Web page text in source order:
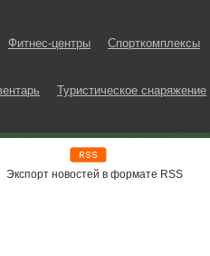
Фитнес-центры
Спорткомплексы
Туристическое снаряжение
Экспорт новостей в формате RSS